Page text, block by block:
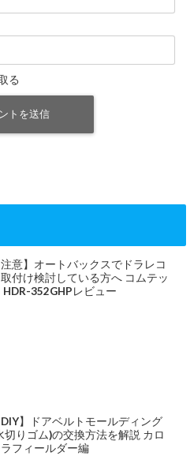
る
注意】オートバックスでドラレコ
付け検討している方へ コムテッ
HDR-352GHPレビュー
DIY】ドアベルトモールディング
切りゴム)の交換方法を解説 カロ
フィールダー編